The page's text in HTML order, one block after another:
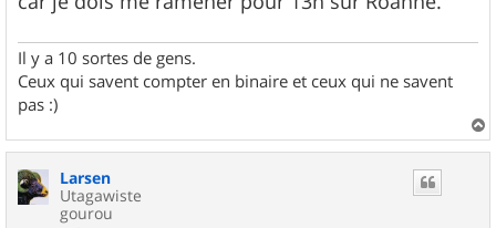
Il y a 10 sortes de gens.
Ceux qui savent compter en binaire et ceux qui ne savent
pas :)
a
Larsen
Utagawiste
gourou